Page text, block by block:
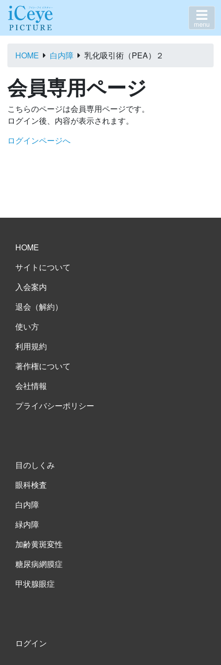
menu
HOME 白内障 乳化吸引術（PEA）２
会員専用ページ
こちらのページは会員専用ページです。
ログイン後、内容が表示されます。
ログインページへ
HOME
サイトについて
入会案内
退会（解約）
使い方
利用規約
著作権について
会社情報
プライバシーポリシー
目のしくみ
眼科検査
白内障
緑内障
加齢黄斑変性
糖尿病網膜症
甲状腺眼症
ログイン